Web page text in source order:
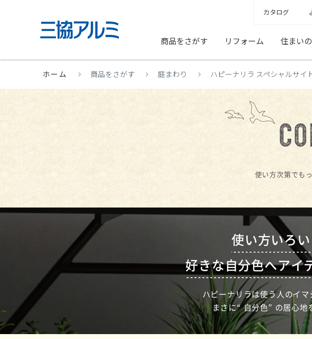
カタログ
商品をさがす リフォーム 住まい
ホーム 商品をさがす 庭まわり ハピーナリラ スペシャルサイ
使い方次第でも
使い方いろ
好きな自分色へアイ
ハピーナリラは使う人のイマ
まさに“ 自分色” の居心地